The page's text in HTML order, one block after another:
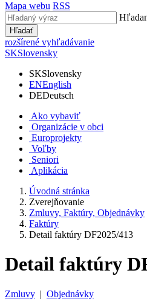
Mapa webu RSS
Hľadať
rozšírené vyhľadávanie
SKSlovensky
SKSlovensky
ENEnglish
DEDeutsch
Ako vybaviť
Organizácie v obci
Europrojekty
Voľby
Seniori
Aplikácia
Úvodná stránka
Zverejňovanie
Zmluvy, Faktúry, Objednávky
Faktúry
Detail faktúry DF2025/413
Detail faktúry
Zmluvy | Objednávky